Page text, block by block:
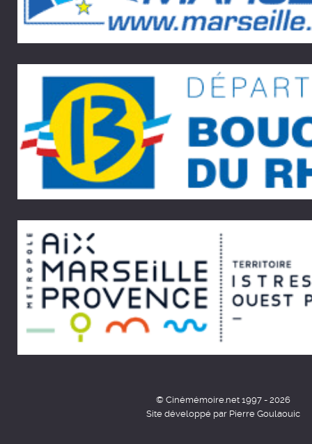
© Cinémémoire.net 1997 - 2026
Site développé par Pierre Goulaouic